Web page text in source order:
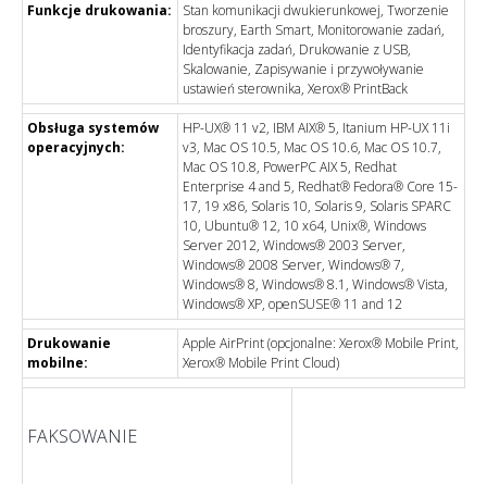
Funkcje drukowania:
Stan komunikacji dwukierunkowej, Tworzenie
broszury, Earth Smart, Monitorowanie zadań,
Identyfikacja zadań, Drukowanie z USB,
Skalowanie, Zapisywanie i przywoływanie
ustawień sterownika, Xerox® PrintBack
Obsługa systemów
operacyjnych:
HP-UX® 11 v2, IBM AIX® 5, Itanium HP-UX 11i
v3, Mac OS 10.5, Mac OS 10.6, Mac OS 10.7,
Mac OS 10.8, PowerPC AIX 5, Redhat
Enterprise 4 and 5, Redhat® Fedora® Core 15-
17, 19 x86, Solaris 10, Solaris 9, Solaris SPARC
10, Ubuntu® 12, 10 x64, Unix®, Windows
Server 2012, Windows® 2003 Server,
Windows® 2008 Server, Windows® 7,
Windows® 8, Windows® 8.1, Windows® Vista,
Windows® XP, openSUSE® 11 and 12
Drukowanie
mobilne:
Apple AirPrint (opcjonalne: Xerox® Mobile Print,
Xerox® Mobile Print Cloud)
FAKSOWANIE